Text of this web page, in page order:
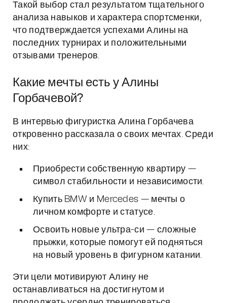
Такой выбор стал результатом тщательного
анализа навыков и характера спортсменки,
что подтверждается успехами Алины на
последних турнирах и положительными
отзывами тренеров.
Какие мечты есть у Алины
Горбачевой?
В интервью фигуристка Алина Горбачева
откровенно рассказала о своих мечтах. Среди
них:
Приобрести собственную квартиру —
символ стабильности и независимости.
Купить BMW и Mercedes — мечты о
личном комфорте и статусе.
Освоить новые ультра-си — сложные
прыжки, которые помогут ей подняться
на новый уровень в фигурном катании.
Эти цели мотивируют Алину не
останавливаться на достигнутом и